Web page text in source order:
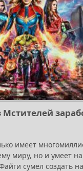
имеет
миру, но и умеет
сумел создать